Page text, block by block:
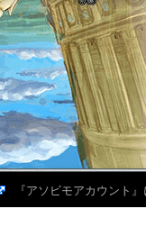
『アソビモアカウント